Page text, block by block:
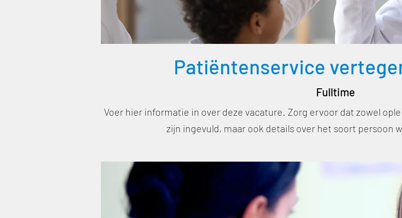
Patiëntenservice
Fulltime
Voer hier informatie in over deze vacature. Zorg ervoor dat zowel
zijn ingevuld, maar ook details over het soort persoon